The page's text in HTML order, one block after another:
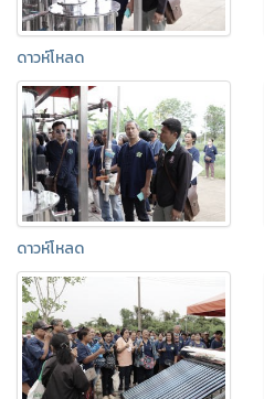
ดาวห์โหลด
ดาวห์โหลด